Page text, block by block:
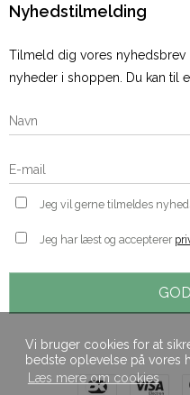
Vi bruger cookies for at
bedste oplevelse på vores
Læs mere om cookies
Nyhedstilmelding
Tilmeld dig vores
nyheder i shoppen. Du kan til
Jeg vil gerne tilmeldes
Jeg har læst og accepterer